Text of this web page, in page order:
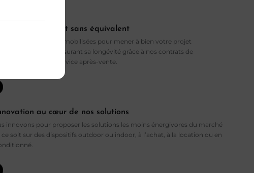
accompagnement sans équivalent
nos équipes sont mobilisées pour mener à bien votre projet
tout en assurant sa longévité grâce à nos contrats de
et notre service après-vente.
au cœur de nos solutions
innovons pour proposer les solutions les moins énergivores du marché
ce soit sur des dispositifs outdoor ou indoor, à l’achat, à la location ou en